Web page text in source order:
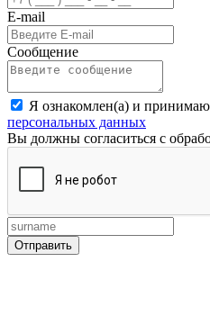
E-mail
Сообщение
Я ознакомлен(а) и принимаю
персональных данных
Вы должны согласиться с